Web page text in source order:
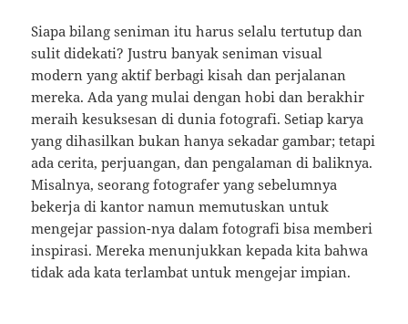
Siapa bilang seniman itu harus selalu tertutup dan
sulit didekati? Justru banyak seniman visual
modern yang aktif berbagi kisah dan perjalanan
mereka. Ada yang mulai dengan hobi dan berakhir
meraih kesuksesan di dunia fotografi. Setiap karya
yang dihasilkan bukan hanya sekadar gambar; tetapi
ada cerita, perjuangan, dan pengalaman di baliknya.
Misalnya, seorang fotografer yang sebelumnya
bekerja di kantor namun memutuskan untuk
mengejar passion-nya dalam fotografi bisa memberi
inspirasi. Mereka menunjukkan kepada kita bahwa
tidak ada kata terlambat untuk mengejar impian.